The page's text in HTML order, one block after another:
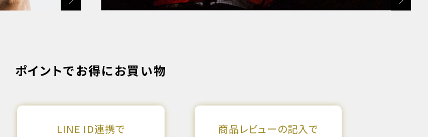
ポイントでお得にお買い物
LINE ID連携で 商品レビューの記入で